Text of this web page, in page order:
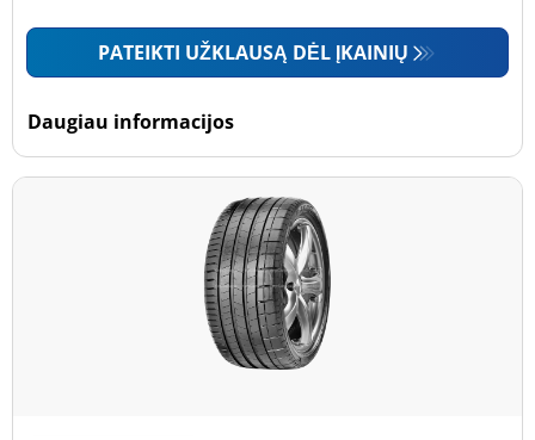
PATEIKTI UŽKLAUSĄ DĖL ĮKAINIŲ
Daugiau informacijos